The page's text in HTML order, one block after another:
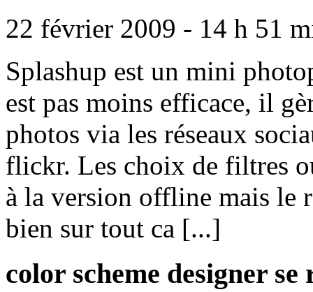
22 février 2009 - 14 h 51
Splashup est un mini
est pas moins efficace, il
photos via les réseaux
flickr. Les choix de filtres
à la version offline mais le
bien sur tout ca [...]
color scheme designer